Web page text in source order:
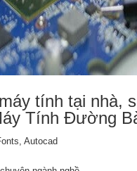
tính tại nhà,
Tính Đường
Autocad